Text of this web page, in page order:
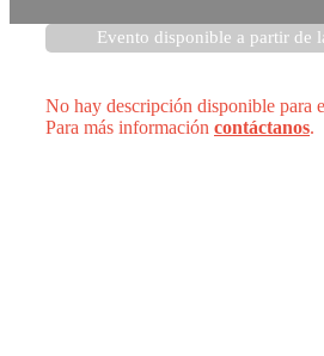
Evento disponible a partir de
No hay descripción disponible para
Para más información contáctanos.